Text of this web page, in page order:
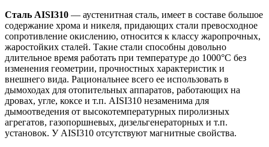
Сталь AISI310 — аустенитная сталь, имеет в составе большое
содержание хрома и никеля, придающих стали превосходное
сопротивление окислению, относится к классу жаропрочных,
жаростойких сталей. Такие стали способны довольно
длительное время работать при температуре до 1000°С без
изменения геометрии, прочностных характеристик и
внешнего вида. Рациональнее всего ее использовать в
дымоходах для отопительных аппаратов, работающих на
дровах, угле, коксе и т.п. AISI310 незаменима для
дымоотведения от высокотемпературных пиролизных
агрегатов, газопоршневых, дизельгенераторных и т.п.
установок. У AISI310 отсутствуют магнитные свойства.